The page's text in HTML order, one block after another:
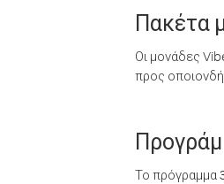
Πακέτα
Οι μονάδες
προς
Το πρόγραμμα